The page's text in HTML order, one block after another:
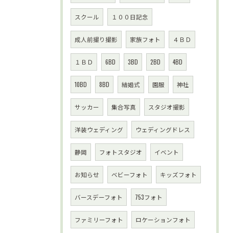
スクール １００日記念
成人前撮り撮影 家族フォト ４ＢＤ
１ＢＤ 6BD 3BD 2BD 4BD
10BD 8BD 結婚式 園服 神社
サッカー 集合写真 スタジオ撮影
洋装ウェディング ウェディングドレス
静岡 フォトスタジオ イベント
お知らせ ベビーフォト キッズフォト
バースデーフォト 753フォト
ファミリーフォト ロケーションフォト